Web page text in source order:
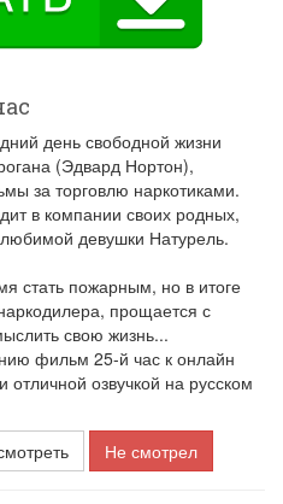
день свободной жизни
(Эдвард Нортон),
за торговлю наркотиками.
в компании своих родных,
девушки Натурель.
стать пожарным, но в итоге
прощается с
свою жизнь...
фильм 25-й час к онлайн
озвучкой на русском
Не смотрел